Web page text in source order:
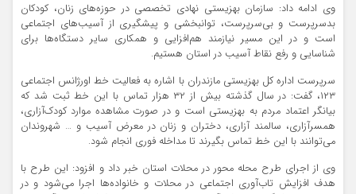
وی ادامه داد: سازمان بهزیستی نهادی تخصصی در حوزه‌های زنان، کودکان
بدسرپرست و بی‌سرپرست، توانبخشی و پیشگیری از آسیب‌های اجتماعی
است و در این مسیر نیازمند هم‌افزایی و همکاری سایر دستگاه‌ها برای
شناسایی و رفع نقاط آسیب در استان هستیم.
سرپرست اداره کل بهزیستی مازندران با اشاره به فعالیت خط اورژانس اجتماعی
۱۲۳، گفت: در سال گذشته بیش از ۳۲ هزار تماس با این خط ثبت شد که
بیانگر اعتماد مردم به بهزیستی است و در صورت مشاهده موارد کودک‌آزاری،
همسرآزاری، سالمند آزاری، دختران و زنان در معرض آسیب و … شهروندان
می‌توانند با این خط تماس بگیرند تا مداخله فوری انجام شود.
وی از اجرای طرح محله محور در محلات استان خبر داد و افزود: این طرح با
هدف افزایش تاب‌آوری اجتماعی در محلات و خانواده‌ها اجرا می‌شود و در